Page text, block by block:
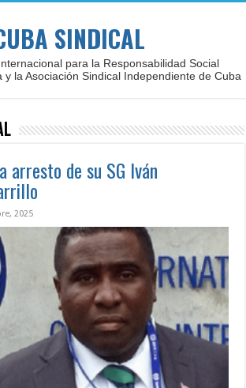
SINDICAL
para la Responsabilidad Social
y la Asociación Sindical Independiente de Cuba
arresto de su SG Iván
2025